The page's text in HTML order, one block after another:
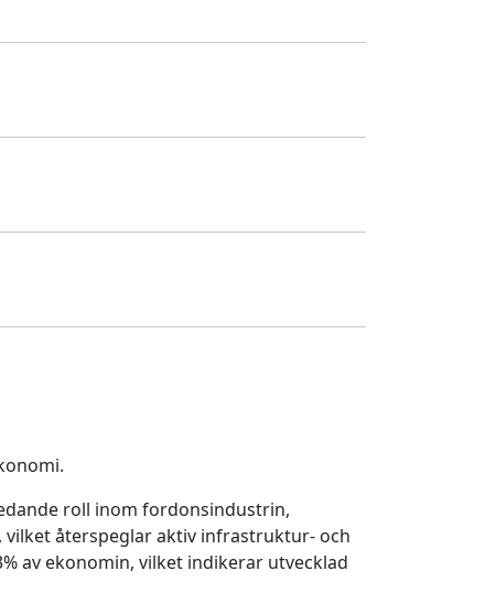
roll inom fordonsindustrin,
vilket återspeglar aktiv infrastruktur- och
av ekonomin, vilket indikerar utvecklad